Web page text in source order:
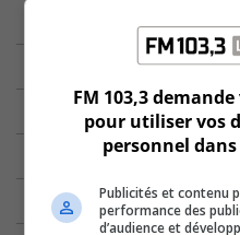
FM 103,3
pour utiliser vos
personnel
Publicités et contenu
performance des
d’audience et